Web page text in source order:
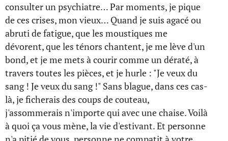
consulter un psychiatre… Par moments, je pique
de ces crises, mon vieux… Quand je suis agacé ou
abruti de fatigue, que les moustiques me
dévorent, que les ténors chantent, je me lève d'un
bond, et je me mets à courir comme un dératé, à
travers toutes les pièces, et je hurle : "Je veux du
sang ! Je veux du sang !" Sans blague, dans ces cas-
là, je ficherais des coups de couteau,
j'assommerais n'importe qui avec une chaise. Voilà
à quoi ça vous mène, la vie d'estivant. Et personne